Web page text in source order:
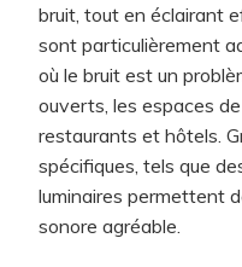
bruit, tout en éclairant
sont particulièrement
où le bruit est un
ouverts, les espaces
restaurants et hôtels.
spécifiques, tels que
luminaires permettent
sonore agréable.